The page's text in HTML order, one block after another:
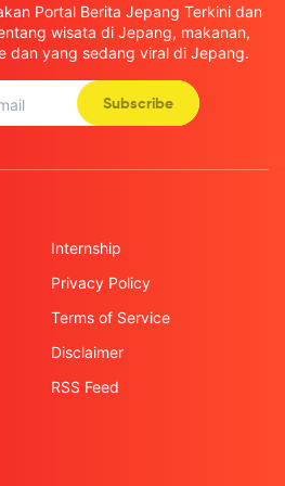
Portal Berita Jepang Terkini dan
wisata di Jepang, makanan,
dan yang sedang viral di Jepang.
Subscribe
Internship
Privacy Policy
Terms of Service
Disclaimer
RSS Feed